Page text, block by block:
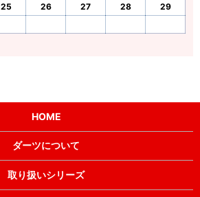
25 26 27 28
29
HOME
ダーツについて
取り扱いシリーズ